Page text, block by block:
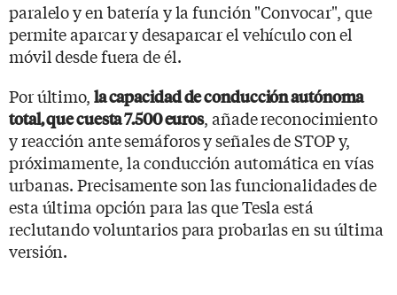
paralelo y en batería y la función "Convocar", que
permite aparcar y desaparcar el vehículo con el
móvil desde fuera de él.
Por último, la capacidad de conducción autónoma
total, que cuesta 7.500 euros, añade reconocimiento
y reacción ante semáforos y señales de STOP y,
próximamente, la conducción automática en vías
urbanas. Precisamente son las funcionalidades de
esta última opción para las que Tesla está
reclutando voluntarios para probarlas en su última
versión.